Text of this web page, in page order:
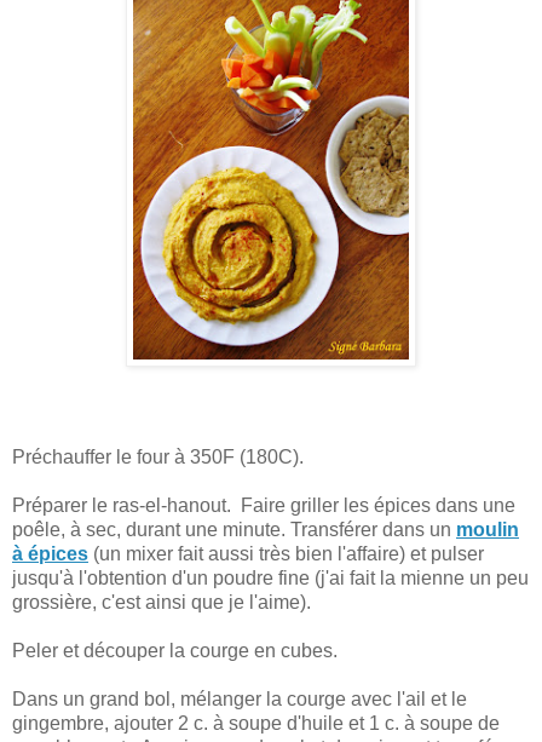
Préchauffer le four à 350F (180C).
Préparer le ras-el-hanout. Faire griller les épices dans une
poêle, à sec, durant une minute. Transférer dans un moulin
à épices (un mixer fait aussi très bien l'affaire) et pulser
jusqu'à l'obtention d'un poudre fine (j'ai fait la mienne un peu
grossière, c'est ainsi que je l'aime).
Peler et découper la courge en cubes.
Dans un grand bol, mélanger la courge avec l'ail et le
gingembre, ajouter 2 c. à soupe d'huile et 1 c. à soupe de